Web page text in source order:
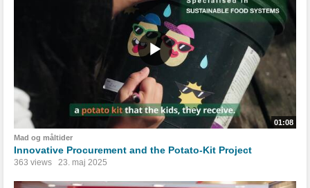
01:08
Mad og måltider
Innovative Procurement and the Potato-Kit Project
363 views 23. maj 2025